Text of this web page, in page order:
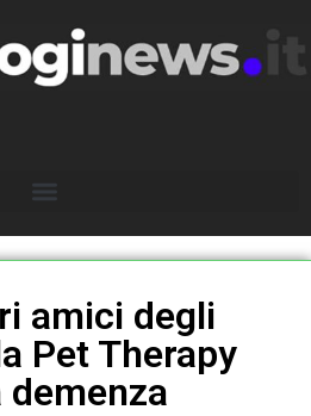
amici degli
Pet Therapy
demenza